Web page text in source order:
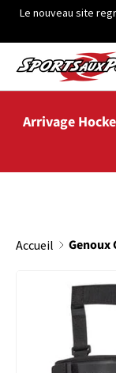
ALLER AU
Le nouveau site
Arrivage
Accueil Genoux
PASSER